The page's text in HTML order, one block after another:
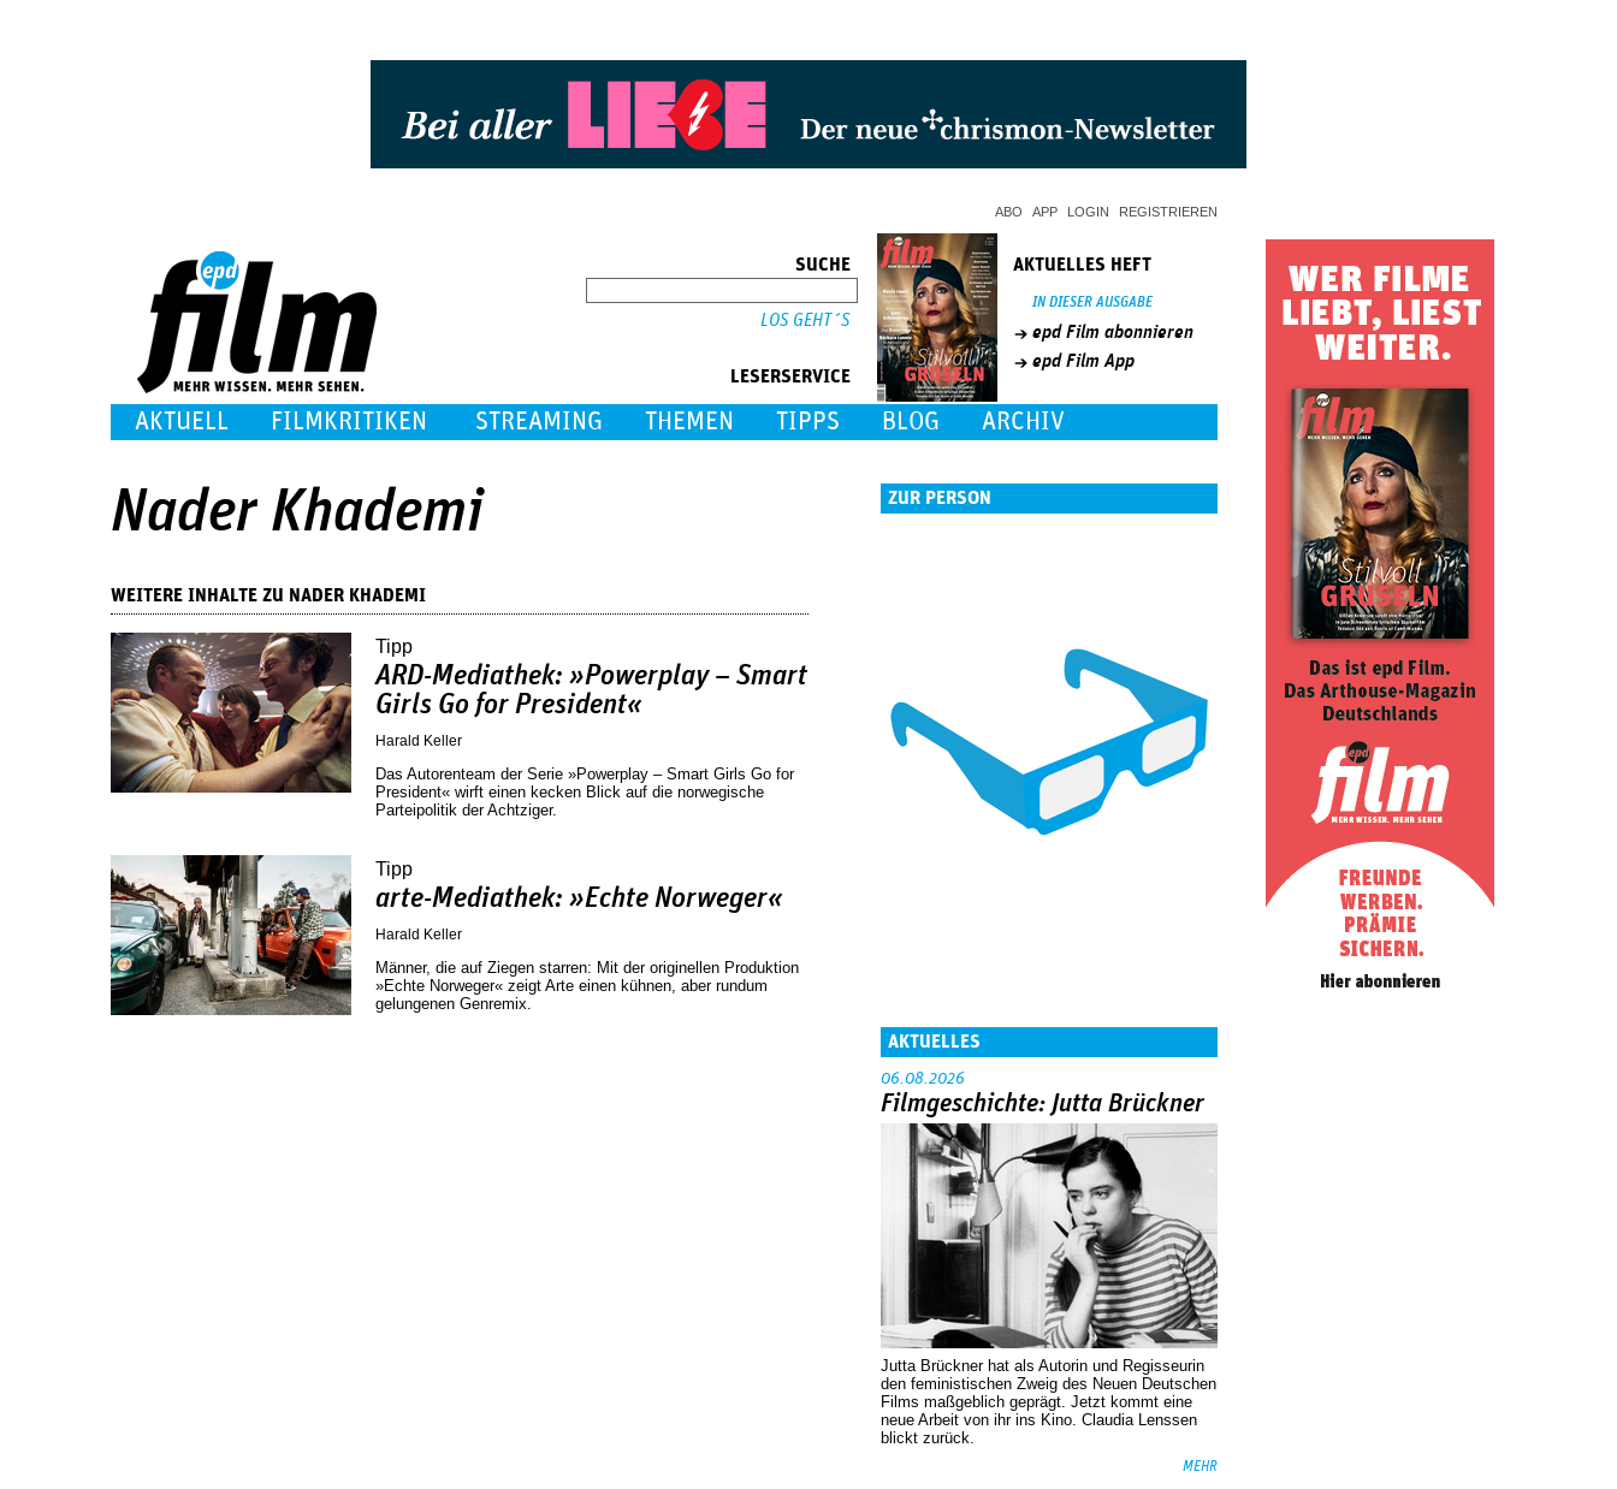
ABO APP LOGIN REGISTRIEREN
SUCHE
LESERSERVICE
AKTUELLES HEFT
IN DIESER AUSGABE
epd Film abonnieren
epd Film App
AKTUELL FILMKRITIKEN STREAMING THEMEN TIPPS BLOG ARCHIV
Nader Khademi
WEITERE INHALTE ZU NADER KHADEMI
Tipp
ARD-Mediathek: »Powerplay – Smart
Girls Go for President«
Harald Keller
Das Autorenteam der Serie »Powerplay – Smart Girls Go for
President« wirft einen kecken Blick auf die norwegische
Parteipolitik der Achtziger.
Tipp
arte-Mediathek: »Echte Norweger«
Harald Keller
Männer, die auf Ziegen starren: Mit der originellen Produktion
»Echte Norweger« zeigt Arte einen kühnen, aber rundum
gelungenen Genremix.
ZUR PERSON
AKTUELLES
06.08.2026
Filmgeschichte: Jutta Brückner
Jutta Brückner hat als Autorin und Regisseurin
den feministischen Zweig des Neuen Deutschen
Films maßgeblich geprägt. Jetzt kommt eine
neue Arbeit von ihr ins Kino. Claudia Lenssen
blickt zurück.
MEHR